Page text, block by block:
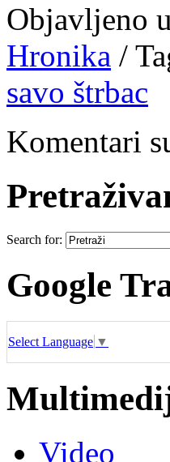
Objavljeno
Hronika /
savo štrbac
Komentari
Search for:
Google
Select Language ▼
Video